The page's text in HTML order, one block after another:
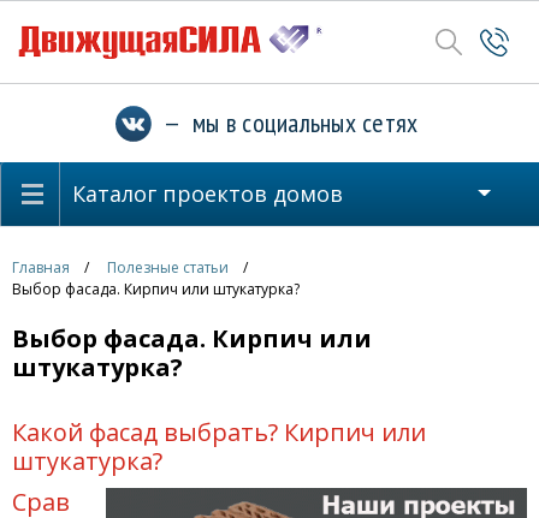
— мы в социальных сетях
Каталог проектов домов
Главная
Полезные статьи
Выбор фасада. Кирпич или штукатурка?
Выбор фасада. Кирпич или
штукатурка?
Какой фасад выбрать? Кирпич или
штукатурка?
Срав